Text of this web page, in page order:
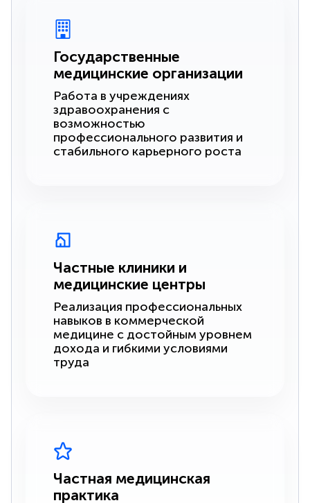
Государственные
медицинские организации
Работа в учреждениях
здравоохранения с
возможностью
профессионального развития и
стабильного карьерного роста
Частные клиники и
медицинские центры
Реализация профессиональных
навыков в коммерческой
медицине с достойным уровнем
дохода и гибкими условиями
труда
Частная медицинская
практика